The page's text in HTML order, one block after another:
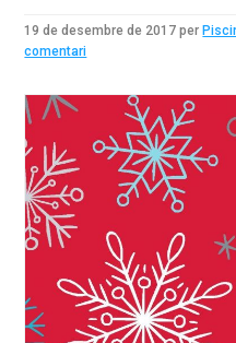
19 de desembre de 2017 per
comentari